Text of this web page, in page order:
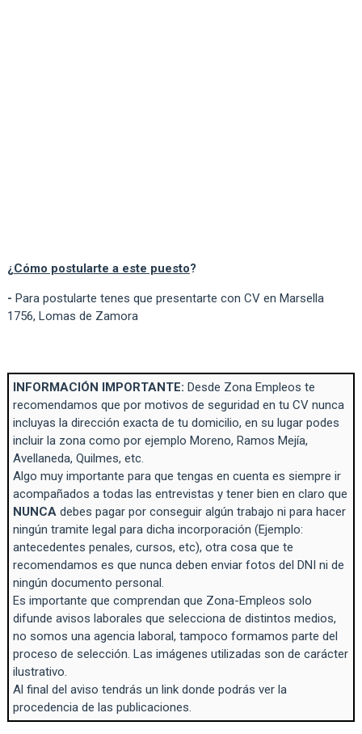
¿ Cómo postularte a este puesto?
- Para postularte tenes que presentarte con CV en Marsella
1756, Lomas de Zamora
INFORMACIÓN IMPORTANTE: Desde Zona Empleos te
recomendamos que por motivos de seguridad en tu CV nunca
incluyas la dirección exacta de tu domicilio, en su lugar podes
incluir la zona como por ejemplo Moreno, Ramos Mejía,
Avellaneda, Quilmes, etc.
Algo muy importante para que tengas en cuenta es siempre ir
acompañados a todas las entrevistas y tener bien en claro que
NUNCA debes pagar por conseguir algún trabajo ni para hacer
ningún tramite legal para dicha incorporación (Ejemplo:
antecedentes penales, cursos, etc), otra cosa que te
recomendamos es que nunca deben enviar fotos del DNI ni de
ningún documento personal.
Es importante que comprendan que Zona-Empleos solo
difunde avisos laborales que selecciona de distintos medios,
no somos una agencia laboral, tampoco formamos parte del
proceso de selección. Las imágenes utilizadas son de carácter
ilustrativo.
Al final del aviso tendrás un link donde podrás ver la
procedencia de las publicaciones.